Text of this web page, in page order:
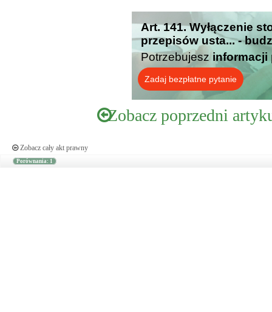
Art. 141. Wyłączenie
przepisów usta... -
Potrzebujesz informacji
Zadaj bezpłatne pytanie
Zobacz poprzedni
Zobacz cały akt prawny
Porównania: 1